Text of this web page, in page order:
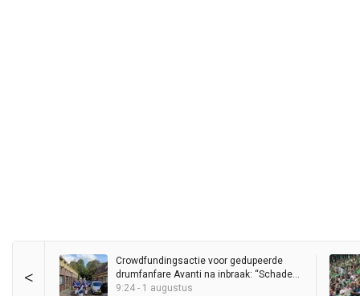
<
Crowdfundingsactie voor gedupeerde
drumfanfare Avanti na inbraak: “Schade
loopt in de duizenden euro’s”
9:24 - 1 augustus